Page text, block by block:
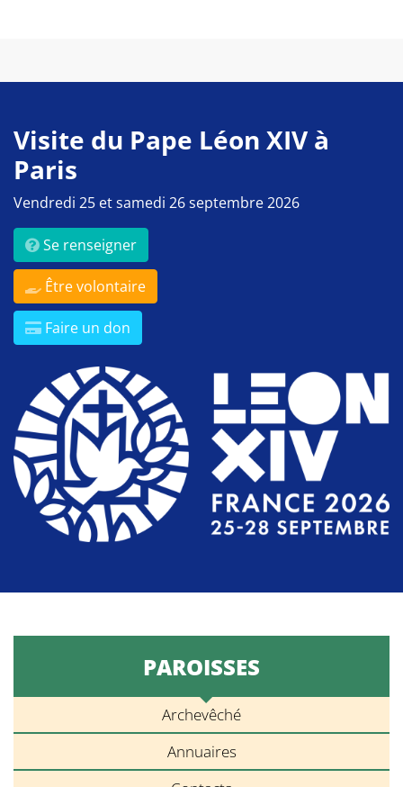
Visite du Pape Léon XIV à
Paris
Vendredi 25 et samedi 26 septembre 2026
Se renseigner
Être volontaire
Faire un don
PAROISSES
Archevêché
Annuaires